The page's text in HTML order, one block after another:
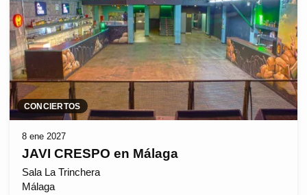
CONCIERTOS
8 ene 2027
JAVI CRESPO en Málaga
Sala La Trinchera
Málaga